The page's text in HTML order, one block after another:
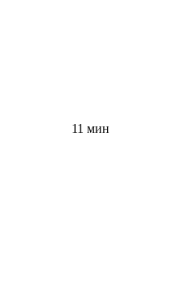
11 мин